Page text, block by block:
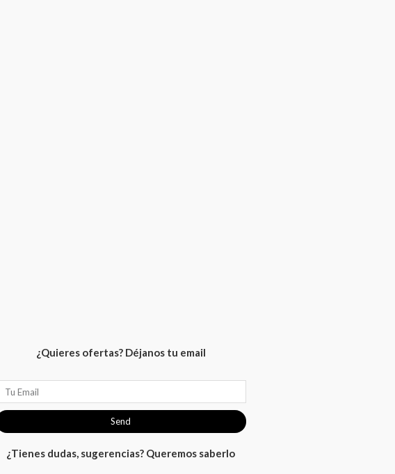
¿Quieres ofertas? Déjanos tu email
Email
Send
¿Tienes dudas, sugerencias? Queremos saberlo